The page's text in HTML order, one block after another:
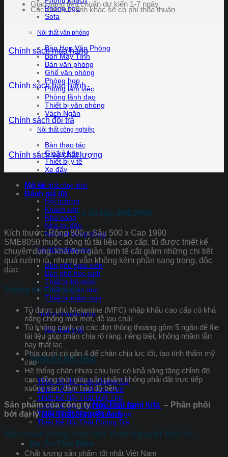
Phòng ngủ
Sofa
Nội thất văn phòng
Bàn Họp Văn Phòng
Bàn Máy Tính
Bàn văn phòng
Ghế văn phòng
Phòng họp
Phòng làm việc
Phòng lãnh đạo
Thiết bị văn phòng
Vách Ngăn
Nội thất công nghiệp
Bàn thao tác
Giá kệ kho
Thiết bị y tế
Xe đẩy
Nội thất công trình
Hội trường
Khách sạn
Nhà hàng
Nhà thi đấu
Nội thất công cộng
Nội thất trường học
Bàn ghế giáo viên
Bàn ghế học sinh
Thiết bị bộ môn
Thiết bị giáo dục
Thiết bị mầm non
Thiết bị chuyên dụng
Nội thất y tế
Thiết Kế Nội Thất
Thiết Kế Nội Thất Chung Cư
Thiết Kế Nội Thất Nhà Phố
Thiết Kế Nội Thất Biệt Thự
Thiết Kế Nội Thất Nhà Liền Kề
Thiết Kế Nội Thất Phòng Ngủ
Thiết Kế Nội Thất Phòng Trẻ
Dự Án Tiêu Biểu
Giao hàng tiêu chuẩn dự kiến 1-7 ngày
Các khu vực tỉnh khác sẽ có phí thỏa thuận
Chính sách mua hàng
Chính sách bảo hành
Chính sách đổi trả
Chính sách về chất lượng
Mô tả
Đánh giá (0)
Tủ tài liệu SME8050
Kích thước: Rộng 800 x Sâu 500 x Cao 1990
SME8050 thuộc dòng tủ tài liệu cao cấp, tủ được thiết kế
chuyên dụng, khá đơn giản, tinh tế cắt giảm những chi tiết
quá rườm rà, nhưng vẫn không kém phần sang trọng, độc
đáo.
Thông tin sản phẩm :
Tủ được phủ Melamine (MFC) nhập khẩu cao cấp có khả
năng chống mối mọt, dễ lau chùi
Tủ không cánh có các đợt thông thoáng gồm 5 ngăn để file
tài liệu giúp phân chia rõ ràng, riêng biệt, không nhầm lẫn
hay thất lạc
Phía dưới có gắn 4 đế chân chịu lực tốt, tạo tính thẩm mỹ
cao
Hệ thống chân nhựa chịu lực có khả năng tăng chỉnh độ
cao, đồng thời giúp sản phẩm không phải đặt trực tiếp
xuống sàn, đảm bảo độ bền.
Sản phẩm của công tyNội Thất fami lufa – Phân phối
bởi đại lýNội Thất Nguyệt Ánh
Nên mua hàng của Nội Thất Nguyệt Ánh vì:
Chất lượng sản phẩm tốt nhất Việt Nam